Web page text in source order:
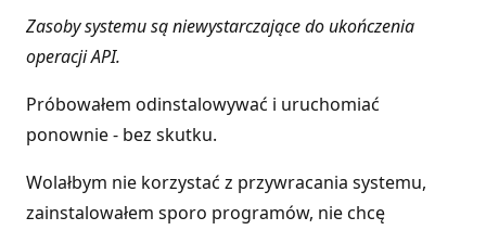
Zasoby systemu są niewystarczające do ukończenia
operacji API.
Próbowałem odinstalowywać i uruchomiać
ponownie - bez skutku.
Wolałbym nie korzystać z przywracania systemu,
zainstalowałem sporo programów, nie chcę